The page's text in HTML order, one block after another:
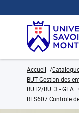
Accueil
BUT Gestion des
BUT2/BUT3 - GEA
RES607 Contrôle